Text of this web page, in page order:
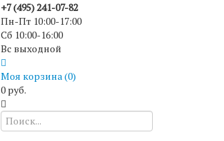
+7 (495) 241-07-82
Пн-Пт 10:00-17:00
Сб 10:00-16:00
Вс выходной
Моя корзина (0)
0 руб.